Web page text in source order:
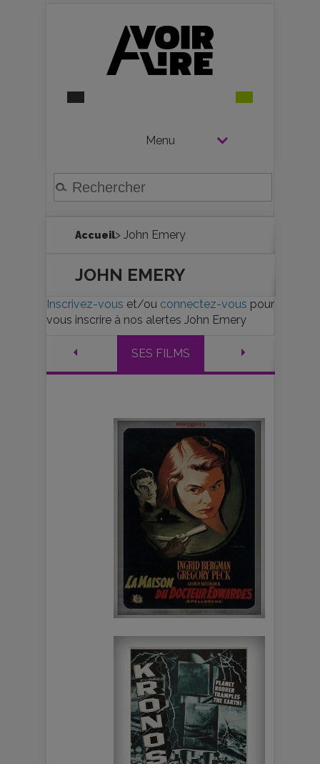
Menu
Accueil> John Emery
JOHN EMERY
Inscrivez-vous et/ou connectez-vous pour
vous inscrire à nos alertes John Emery
SES FILMS